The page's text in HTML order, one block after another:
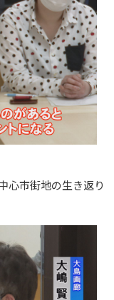
心市街地の生き返り